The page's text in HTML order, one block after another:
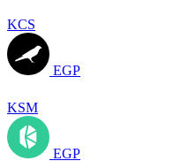
KCS
EGP
KSM
EGP